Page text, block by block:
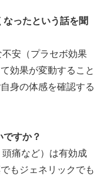
ったという話を聞
安（プラセボ効果
効果が変動すること
身の体感を確認する
すか？
痛など）は有効成
もジェネリックでも